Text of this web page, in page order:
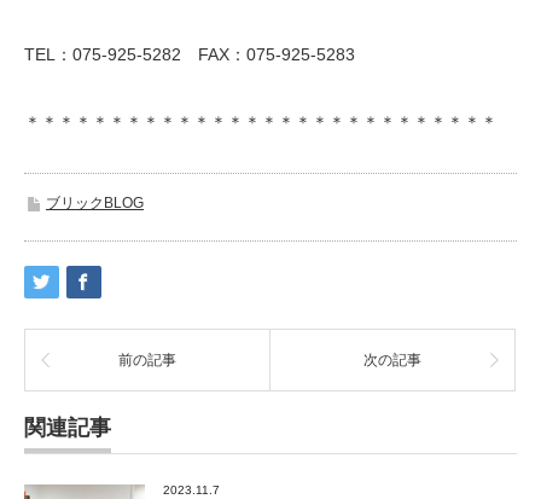
TEL：075-925-5282 FAX：075-925-5283
＊＊＊＊＊＊＊＊＊＊＊＊＊＊＊＊＊＊＊＊＊＊＊＊＊＊＊＊
ブリックBLOG
前の記事 次の記事
関連記事
2023.11.7